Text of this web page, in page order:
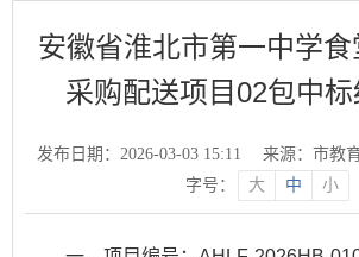
安徽省淮北市第一中学
采购配送项目02包中
发布日期：2026-03-03 15:11 来源：市教
字号：
大 中 小